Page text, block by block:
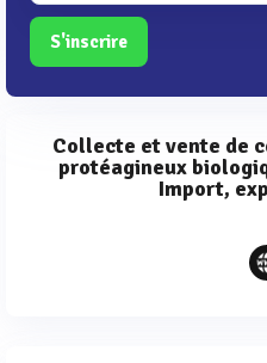
S'inscrire
Collecte et vente de
protéagineux
Import,